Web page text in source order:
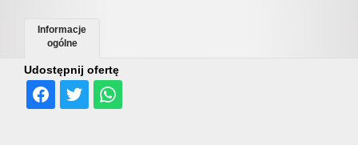
Udostępnij ofertę
Informacje
ogólne